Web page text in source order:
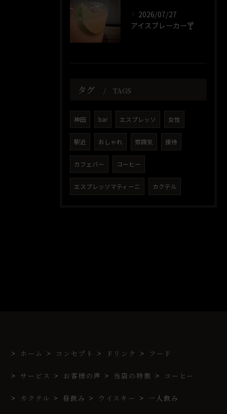
2026/07/27
アイスブレーカー🍸️
タグ TAGS
神田 bar エスプレッソ 女性
駅近 おしゃれ 雰囲気 接待
カフェバー コーヒー
エスプレッソマティーニ カクテル
ホーム コンセプト ドリンク フード
サービス お客様の声 当店の特徴 コーヒー
カクテル 昼飲み ウイスキー 一人飲み